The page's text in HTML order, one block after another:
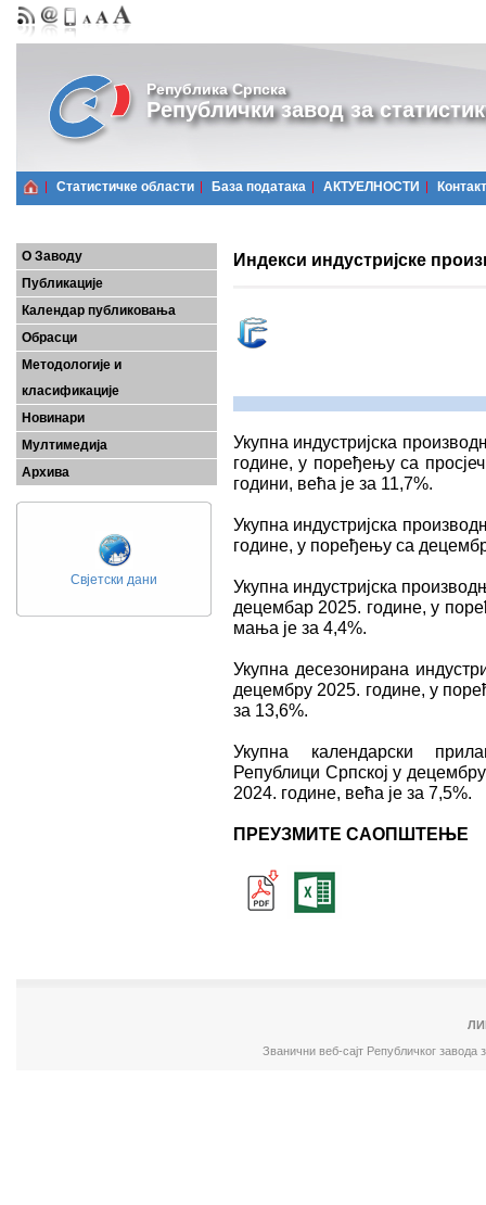
Република Српска
Републички завод за
Статистичке области Базa података АКТУЕЛНОСТИ Контакт
О Заводу
Публикације
Календар публиковања
Обрасци
Методологије и
класификације
Новинари
Мултимедија
Архива
Свјетски дани
Индекси индустријске
Укупна индустријска
године, у поређењу са
години, већа је за 11,7%.
Укупна индустријска
године, у поређењу са
Укупна индустријска
децембар 2025. године, у
мања је за 4,4%.
Укупна десезонирана
децембру 2025. године, у
за 13,6%.
Укупна календарски
Републици Српској у
2024. године, већа је за 7,5%.
ПРЕУЗМИТЕ САОПШТЕЊЕ
Званични веб-сајт Републичког